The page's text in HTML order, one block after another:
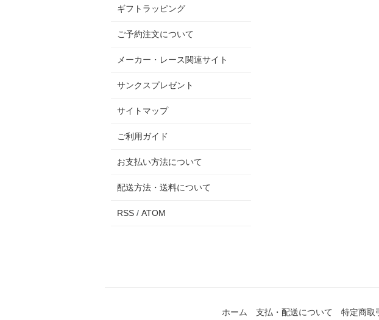
ギフトラッピング
ご予約注文について
メーカー・レース関連サイト
サンクスプレゼント
サイトマップ
ご利用ガイド
お支払い方法について
配送方法・送料について
RSS / ATOM
ホーム 支払・配送について 特定商取